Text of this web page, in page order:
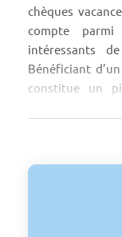
chèques
compte
intéressants
Bénéficiant
constitue un
donneront
Pour profiter